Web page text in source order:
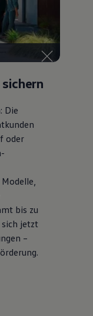
Die
oder
bis zu
sich jetzt
–